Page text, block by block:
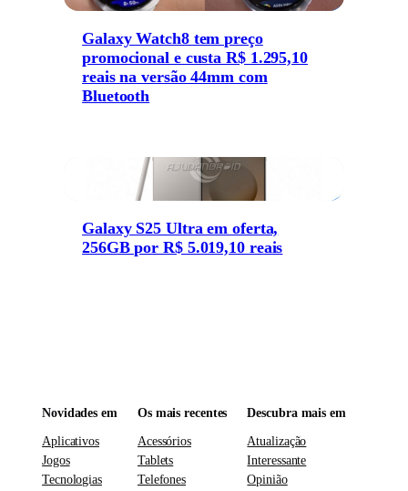
Galaxy Watch8 tem preço
promocional e custa R$ 1.295,10
reais na versão 44mm com
Bluetooth
Galaxy S25 Ultra em oferta,
256GB por R$ 5.019,10 reais
Novidades em
Aplicativos
Jogos
Tecnologias
Os mais recentes
Acessórios
Tablets
Telefones
Descubra mais em
Atualização
Interessante
Opinião